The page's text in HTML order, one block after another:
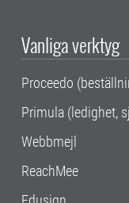
Vanliga verktyg
Proceedo
Primula (ledighet,
Webbmejl
ReachMee